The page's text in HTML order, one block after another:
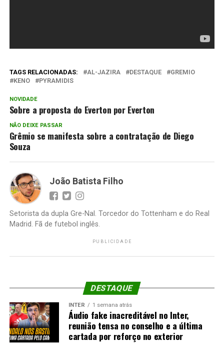
TAGS RELACIONADAS: AL-JAZIRA DESTAQUE
GREMIO
KENO
PYRAMIDIS
NOVIDADE
Sobre a proposta do Everton por Everton
NÃO DEIXE PASSAR
Grêmio se manifesta sobre a contratação de Diego
Souza
João Batista Filho
Setorista da dupla Gre-Nal. Torcedor do Tottenham e do Real
Madrid. Fã de futebol inglês.
PUBLICIDADE
DESTAQUE
INTER 1 semana atrás
Áudio fake inacreditável no Inter,
reunião tensa no conselho e a última
cartada por reforço no exterior